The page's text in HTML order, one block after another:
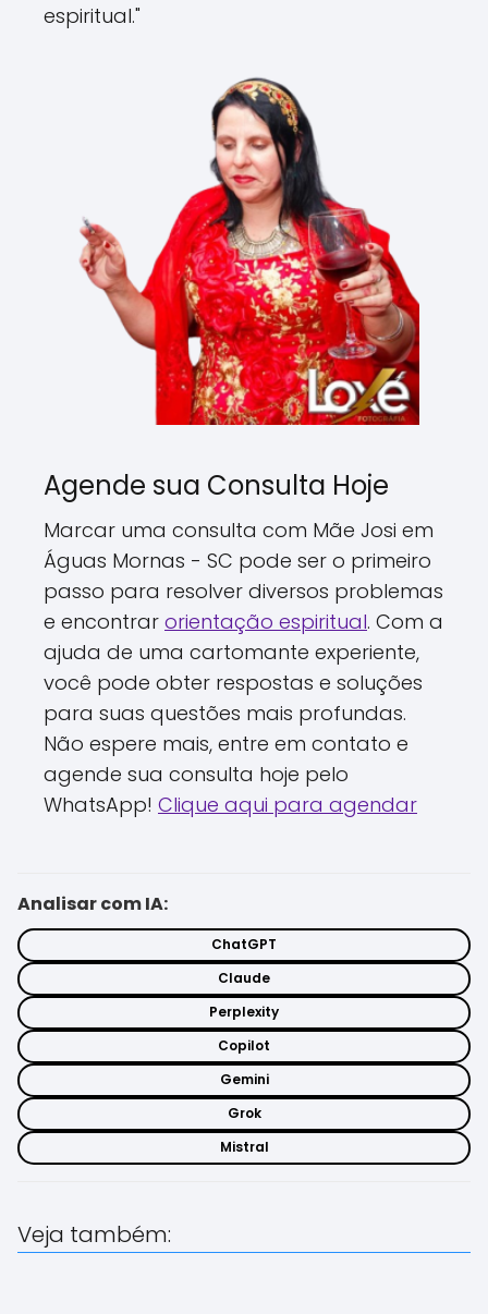
espiritual."
Agende sua Consulta Hoje
Marcar uma consulta com Mãe Josi em
Águas Mornas - SC pode ser o primeiro
passo para resolver diversos problemas
e encontrar orientação espiritual. Com a
ajuda de uma cartomante experiente,
você pode obter respostas e soluções
para suas questões mais profundas.
Não espere mais, entre em contato e
agende sua consulta hoje pelo
WhatsApp! Clique aqui para agendar
Analisar com IA:
ChatGPT
Claude
Perplexity
Copilot
Gemini
Grok
Mistral
Veja também: